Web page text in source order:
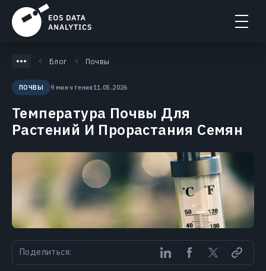
Блог Почвы
ПОЧВЫ 9 мин чтения11.05.2026
Температура Почвы Для
Растений И Прорастания Семян
Поделиться: